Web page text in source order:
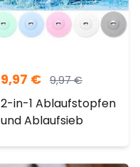
9,97 € 9,97€
2-in-1 Ablaufstopfen
und Ablaufsieb